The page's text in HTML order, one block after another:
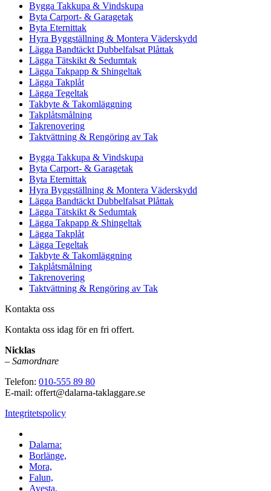
Bygga Takkupa & Vindskupa
Byta Carport- & Garagetak
Byta Eternittak
Hyra Byggställning & Montera Väderskydd
Lägga Bandtäckt Dubbelfalsat Plåttak
Lägga Tätskikt & Sedumtak
Lägga Takpapp & Shingeltak
Lägga Takplåt
Lägga Tegeltak
Takbyte & Takomläggning
Takplåtsmålning
Takrenovering
Taktvättning & Rengöring av Tak
Bygga Takkupa & Vindskupa
Byta Carport- & Garagetak
Byta Eternittak
Hyra Byggställning & Montera Väderskydd
Lägga Bandtäckt Dubbelfalsat Plåttak
Lägga Tätskikt & Sedumtak
Lägga Takpapp & Shingeltak
Lägga Takplåt
Lägga Tegeltak
Takbyte & Takomläggning
Takplåtsmålning
Takrenovering
Taktvättning & Rengöring av Tak
Kontakta oss
Kontakta oss idag för en fri offert.
Nicklas
– Samordnare
Telefon: 010-555 89 80
E-mail: offert@dalarna-taklaggare.se
Integritetspolicy
Dalarna:
Borlänge,
Mora,
Falun,
Avesta,